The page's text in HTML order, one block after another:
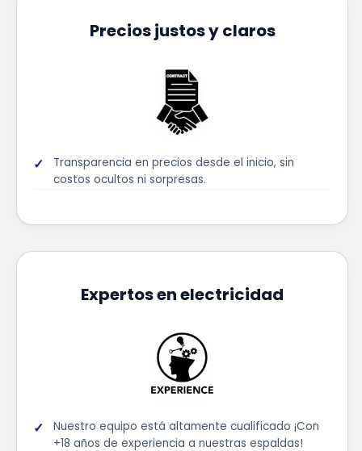
Precios justos y claros
Transparencia en precios desde el inicio, sin
costos ocultos ni sorpresas.
Expertos en electricidad
Nuestro equipo está altamente cualificado ¡Con
+18 años de experiencia a nuestras espaldas!